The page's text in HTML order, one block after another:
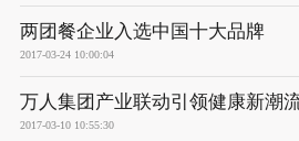
两团餐企业入选中国十大品牌
2017-03-24 10:00:04
万人集团产业联动引领健康新潮
2017-03-10 10:55:30